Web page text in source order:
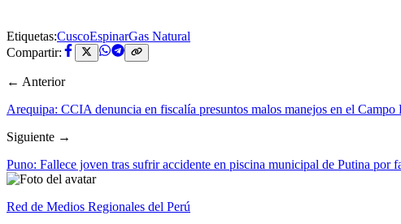
Etiquetas:CuscoEspinarGas Natural
Compartir:
← Anterior
Arequipa: CCIA denuncia en fiscalía presuntos malos manejos en el Campo
Siguiente →
Puno: Fallece joven tras sufrir accidente en piscina municipal de Putina por
Red de Medios Regionales del Perú